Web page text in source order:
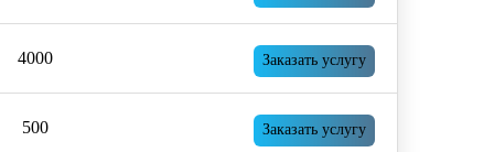
4000 Заказать услугу
500 Заказать услугу